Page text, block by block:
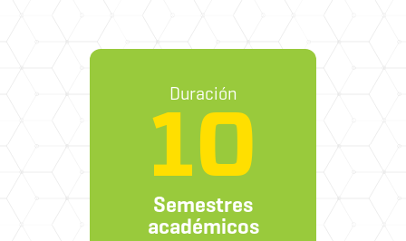
Duración
10
Semestres
académicos